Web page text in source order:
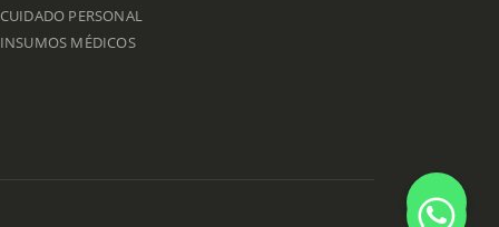
CUIDADO PERSONAL
INSUMOS MÉDICOS